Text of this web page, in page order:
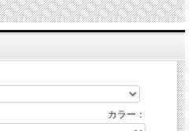
カラー：